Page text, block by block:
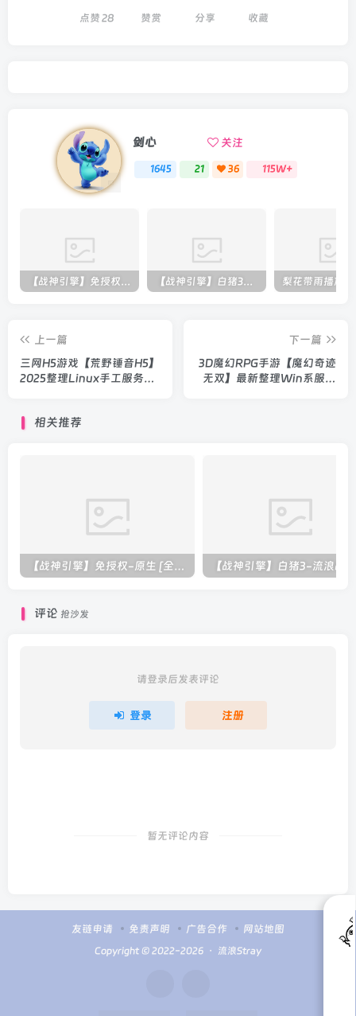
点赞 28 赞赏 分享 收藏
剑心 关注
1645 21 36 115W+
上一篇
三网H5游戏【荒野锤音H5】
2025整理Linux手工服务端
台+教程
下一篇
3D魔幻RPG手游【魔幻奇迹
无双】最新整理Win系服务
相关推荐
【战神引擎】免授权-原生 [全屏自动拾取] 插件 + 配置教程（更新修复版，具体自测）
评论 抢沙发
请登录后发表评论
登录 注册
暂无评论内容
友链申请 免责声明 广告合作 网站地图
Copyright © 2022-2026 ・ 流浪Stray